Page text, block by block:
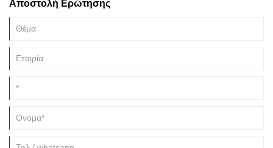
ανάπτυξης της κινεζικής κουλτούρας τσαγιού.
Αποστολή Ερώτησης